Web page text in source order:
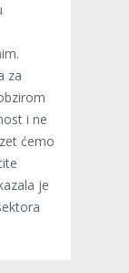
za
i ne
ćemo
je